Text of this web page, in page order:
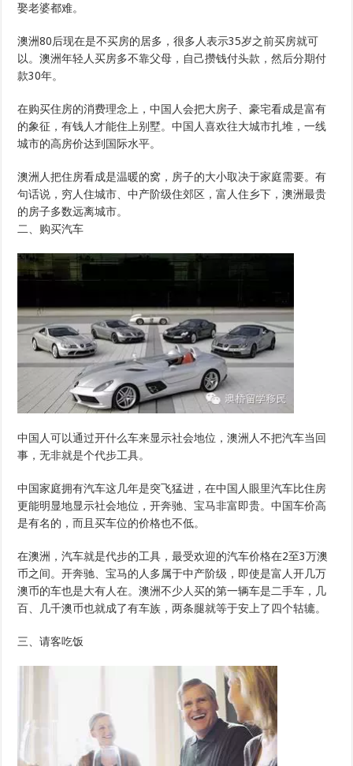
娶老婆都难。
澳洲80后现在是不买房的居多，很多人表示35岁之前买房就可
以。澳洲年轻人买房多不靠父母，自己攒钱付头款，然后分期付
款30年。
在购买住房的消费理念上，中国人会把大房子、豪宅看成是富有
的象征，有钱人才能住上别墅。中国人喜欢往大城市扎堆，一线
城市的高房价达到国际水平。
澳洲人把住房看成是温暖的窝，房子的大小取决于家庭需要。有
句话说，穷人住城市、中产阶级住郊区，富人住乡下，澳洲最贵
的房子多数远离城市。
二、购买汽车
中国人可以通过开什么车来显示社会地位，澳洲人不把汽车当回
事，无非就是个代步工具。
中国家庭拥有汽车这几年是突飞猛进，在中国人眼里汽车比住房
更能明显地显示社会地位，开奔驰、宝马非富即贵。中国车价高
是有名的，而且买车位的价格也不低。
在澳洲，汽车就是代步的工具，最受欢迎的汽车价格在2至3万澳
币之间。开奔驰、宝马的人多属于中产阶级，即使是富人开几万
澳币的车也是大有人在。澳洲不少人买的第一辆车是二手车，几
百、几千澳币也就成了有车族，两条腿就等于安上了四个轱辘。
三、请客吃饭